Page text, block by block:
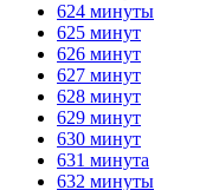
624 минуты
625 минут
626 минут
627 минут
628 минут
629 минут
630 минут
631 минута
632 минуты